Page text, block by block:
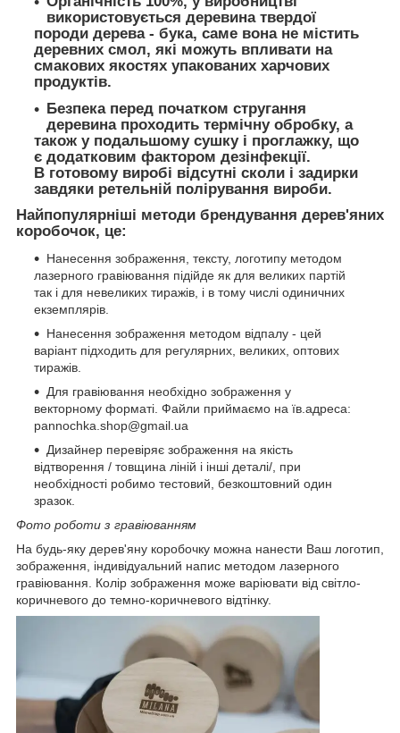
використовується деревина твердої
породи дерева - бука, саме вона не містить
деревних смол, які можуть впливати на
смакових якостях упакованих харчових
продуктів.
Безпека перед початком стругання
деревина проходить термічну обробку, а
також у подальшому сушку і проглажку, що
є додатковим фактором дезінфекції.
В готовому виробі відсутні сколи і задирки
завдяки ретельній полірування вироби.
Найпопулярніші методи брендування дерев'яних
коробочок, це:
Нанесення зображення, тексту, логотипу методом
лазерного гравіювання підійде як для великих партій
так і для невеликих тиражів, і в тому числі одиничних
екземплярів.
Нанесення зображення методом відпалу - цей
варіант підходить для регулярних, великих, оптових
тиражів.
Для гравіювання необхідно зображення у
векторному форматі. Файли приймаємо на їв.адреса:
pannochka.shop@gmail.ua
Дизайнер перевіряє зображення на якість
відтворення / товщина ліній і інші деталі/, при
необхідності робимо тестовий, безкоштовний один
зразок.
Фото роботи з гравіюванням
На будь-яку дерев'яну коробочку можна нанести Ваш логотип,
зображення, індивідуальний напис методом лазерного
гравіювання. Колір зображення може варіювати від світло-
коричневого до темно-коричневого відтінку.